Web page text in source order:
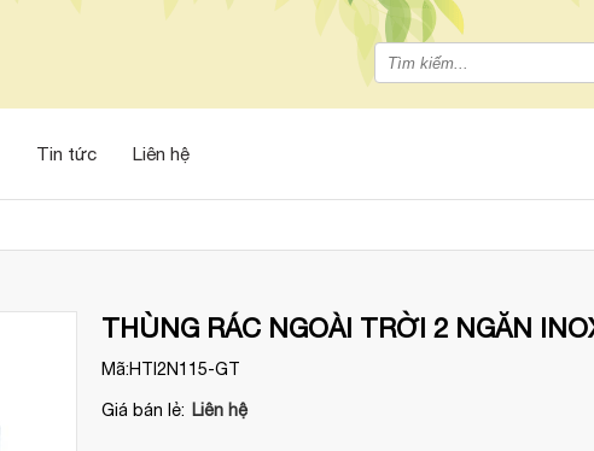
Tin tức Liên hệ
THÙNG RÁC NGOÀI TRỜI 2 NGĂN
Mã:HTI2N115-GT
Giá bán lẻ: Liên hệ